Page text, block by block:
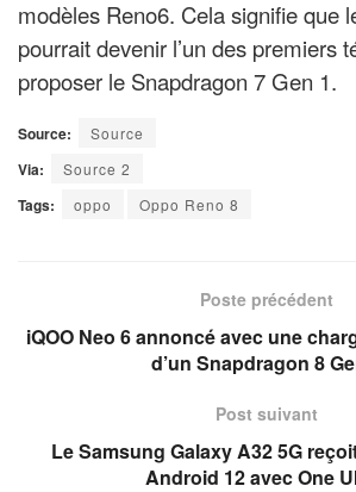
modèles Reno6. Cela signifie que
pourrait devenir l’un des premiers
proposer le Snapdragon 7 Gen 1.
Source: Source
Via: Source 2
Tags: oppo Oppo Reno 8
Poste précédent
iQOO Neo 6 annoncé avec une
d’un Snapdragon 8
Post suivant
Le Samsung Galaxy A32 5G
Android 12 avec One